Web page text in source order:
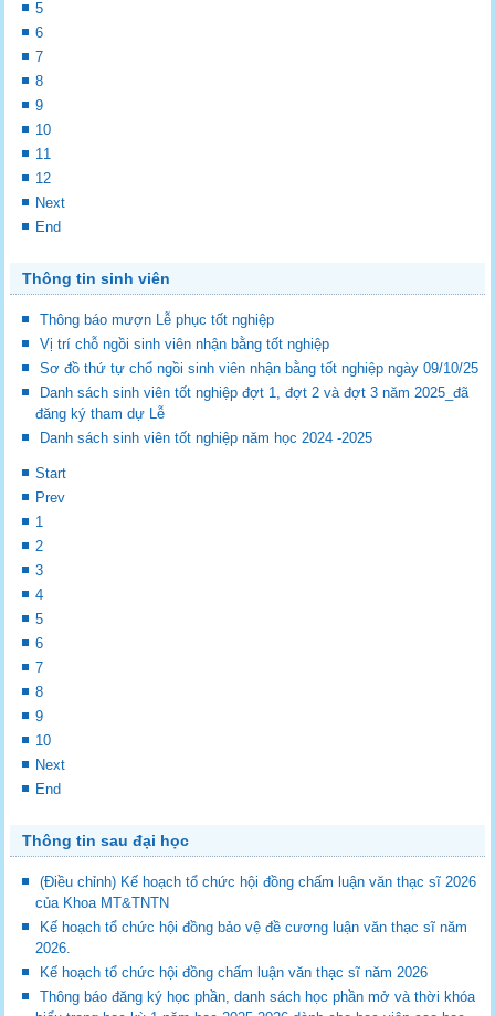
5
6
7
8
9
10
11
12
Next
End
Thông tin sinh viên
Thông báo mượn Lễ phục tốt nghiệp
Vị trí chỗ ngồi sinh viên nhận bằng tốt nghiệp
Sơ đồ thứ tự chổ ngồi sinh viên nhận bằng tốt nghiệp ngày 09/10/25
Danh sách sinh viên tốt nghiệp đợt 1, đợt 2 và đợt 3 năm 2025_đã
đăng ký tham dự Lễ
Danh sách sinh viên tốt nghiệp năm học 2024 -2025
Start
Prev
1
2
3
4
5
6
7
8
9
10
Next
End
Thông tin sau đại học
(Điều chỉnh) Kế hoạch tổ chức hội đồng chấm luận văn thạc sĩ 2026
của Khoa MT&TNTN
Kế hoạch tổ chức hội đồng bảo vệ đề cương luận văn thạc sĩ năm
2026.
Kế hoạch tổ chức hội đồng chấm luận văn thạc sĩ năm 2026
Thông báo đăng ký học phần, danh sách học phần mở và thời khóa